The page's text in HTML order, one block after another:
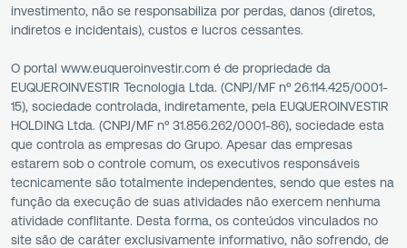
investimento, não se responsabiliza por perdas, danos (diretos,
indiretos e incidentais), custos e lucros cessantes.
O portal www.euqueroinvestir.com é de propriedade da
EUQUEROINVESTIR Tecnologia Ltda. (CNPJ/MF nº 26.114.425/0001-
15), sociedade controlada, indiretamente, pela EUQUEROINVESTIR
HOLDING Ltda. (CNPJ/MF nº 31.856.262/0001-86), sociedade esta
que controla as empresas do Grupo. Apesar das empresas
estarem sob o controle comum, os executivos responsáveis
tecnicamente são totalmente independentes, sendo que estes na
função da execução de suas atividades não exercem nenhuma
atividade conflitante. Desta forma, os conteúdos vinculados no
site são de caráter exclusivamente informativo, não sofrendo, de